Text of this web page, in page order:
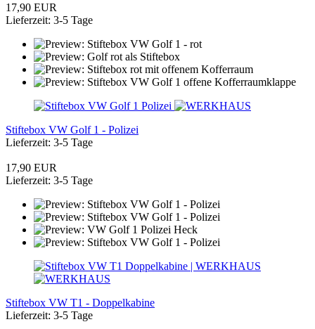
17,90 EUR
Lieferzeit: 3-5 Tage
Stiftebox VW Golf 1 - Polizei
Lieferzeit: 3-5 Tage
17,90 EUR
Lieferzeit: 3-5 Tage
Stiftebox VW T1 - Doppelkabine
Lieferzeit: 3-5 Tage